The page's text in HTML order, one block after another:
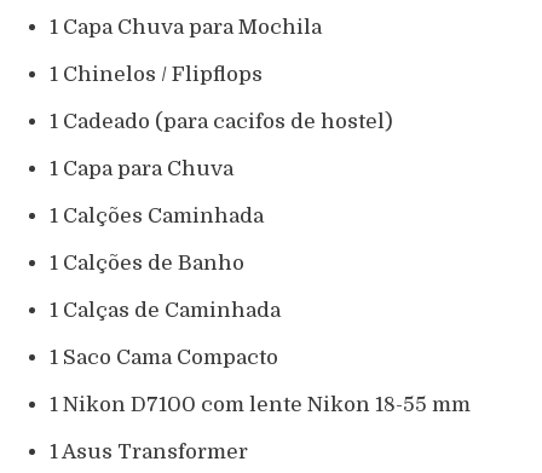
1 Capa Chuva para Mochila
1 Chinelos / Flipflops
1 Cadeado (para cacifos de hostel)
1 Capa para Chuva
1 Calções Caminhada
1 Calções de Banho
1 Calças de Caminhada
1 Saco Cama Compacto
1 Nikon D7100 com lente Nikon 18-55 mm
1 Asus Transformer